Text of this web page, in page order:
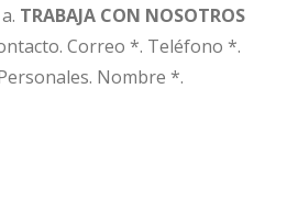
TRABAJA CON NOSOTROS
Correo *. Teléfono *.
Nombre *.